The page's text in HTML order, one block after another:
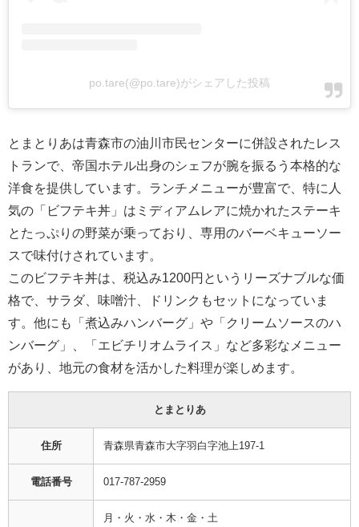
po.tare(@po.tare)がシェアした投稿
とまとりあは青森市の油川市民センターに併設されたレス
トランで、帝国ホテル出身のシェフが腕を振るう本格的な
洋食を提供しています。ランチメニューが豊富で、特に人
気の「ビフテキ丼」はミディアムレアに焼かれたステーキ
とたっぷりの野菜が乗っており、専用のバーベキューソー
スで味付けされています。
このビフテキ丼は、税込み1200円というリーズナブルな価
格で、サラダ、味噌汁、ドリンクもセットになっていま
す。他にも「煮込みハンバーグ」や「クリームソースのハ
ンバーグ」、「エビチリオムライス」など多彩なメニュー
があり、地元の食材を活かした料理が楽しめます​。
とまとりあ
住所 青森県青森市大字羽白字池上197-1
電話番号 017-787-2959
月・火・水・木・金・土